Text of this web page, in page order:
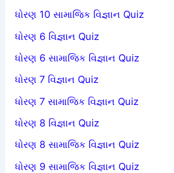
ધોરણ 10 સામાજિક વિજ્ઞાન Quiz
ધોરણ 6 વિજ્ઞાન Quiz
ધોરણ 6 સામાજિક વિજ્ઞાન Quiz
ધોરણ 7 વિજ્ઞાન Quiz
ધોરણ 7 સામાજિક વિજ્ઞાન Quiz
ધોરણ 8 વિજ્ઞાન Quiz
ધોરણ 8 સામાજિક વિજ્ઞાન Quiz
ધોરણ 9 સામાજિક વિજ્ઞાન Quiz